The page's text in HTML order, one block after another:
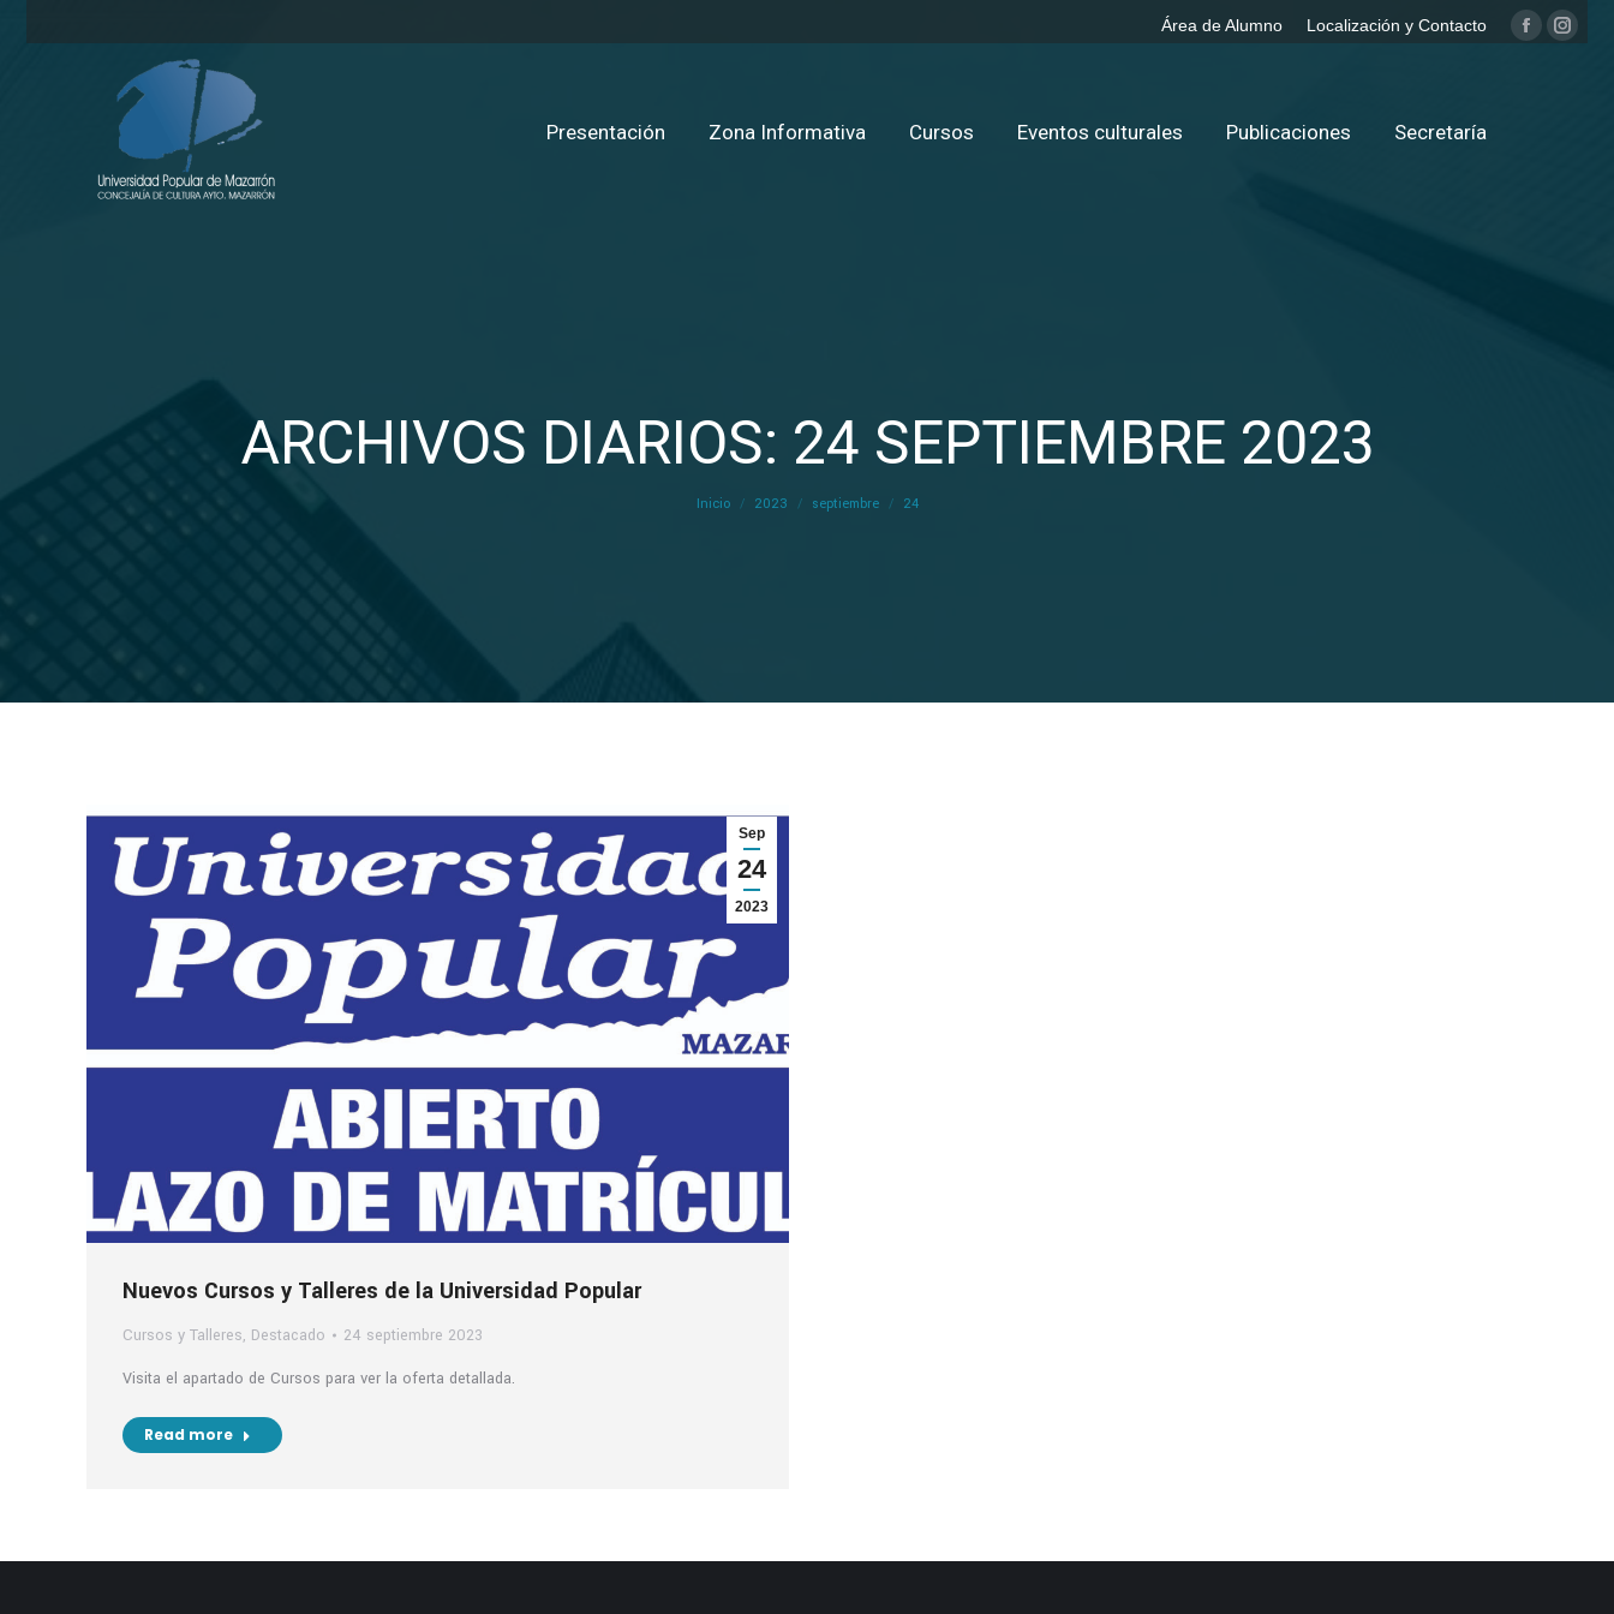
Área de Alumno Localización y Contacto
Facebook
Presentación Zona Informativa Cursos Eventos culturales Publicaciones Secretaría
ARCHIVOS DIARIOS: 24 SEPTIEMBRE 2023
Estás aquí:
Inicio 2023 septiembre 24
Sep
24
2023
Nuevos Cursos y Talleres de la Universidad Popular
Cursos y Talleres, Destacado
24 septiembre 2023
Visita el apartado de Cursos para ver la oferta detallada.
Read more